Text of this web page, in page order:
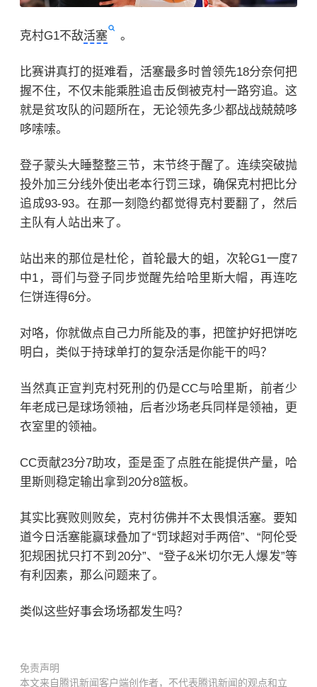
克村G1不敌活塞 。
比赛讲真打的挺难看，活塞最多时曾领先18分奈何把
握不住，不仅未能乘胜追击反倒被克村一路穷追。这
就是贫攻队的问题所在，无论领先多少都战战兢兢哆
哆嗦嗦。
登子蒙头大睡整整三节，末节终于醒了。连续突破抛
投外加三分线外使出老本行罚三球，确保克村把比分
追成93-93。在那一刻隐约都觉得克村要翻了，然后
主队有人站出来了。
站出来的那位是杜伦，首轮最大的蛆，次轮G1一度7
中1，哥们与登子同步觉醒先给哈里斯大帽，再连吃
仨饼连得6分。
对咯，你就做点自己力所能及的事，把筐护好把饼吃
明白，类似于持球单打的复杂活是你能干的吗？
当然真正宣判克村死刑的仍是CC与哈里斯，前者少
年老成已是球场领袖，后者沙场老兵同样是领袖，更
衣室里的领袖。
CC贡献23分7助攻，歪是歪了点胜在能提供产量，哈
里斯则稳定输出拿到20分8篮板。
其实比赛败则败矣，克村彷佛并不太畏惧活塞。要知
道今日活塞能赢球叠加了“罚球超对手两倍”、“阿伦受
犯规困扰只打不到20分”、“登子&米切尔无人爆发”等
有利因素，那么问题来了。
类似这些好事会场场都发生吗？
免责声明
本文来自腾讯新闻客户端创作者，不代表腾讯新闻的观点和立